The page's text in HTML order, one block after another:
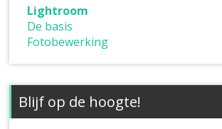
Lightroom
De basis
Fotobewerking
Blijf op de hoogte!